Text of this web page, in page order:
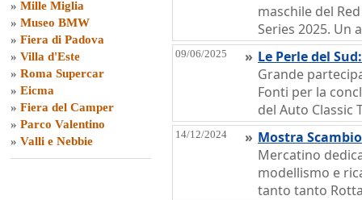
» Mille Miglia
» Museo BMW
» Fiera di Padova
» Villa d'Este
» Roma Supercar
» Eicma
» Fiera del Camper
» Parco Valentino
» Valli e Nebbie
maschile del
Series 2025. Un
09/06/2025 » Le Perle del
Grande
Fonti per la
del Auto Classic
14/12/2024 » Mostra
Mercatino
modellismo e
tanto tanto